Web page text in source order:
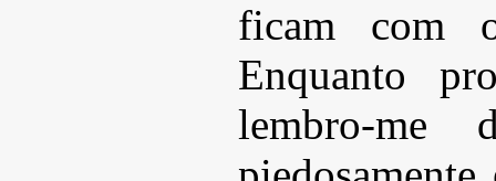
ficam com
Enquanto
lembro-me